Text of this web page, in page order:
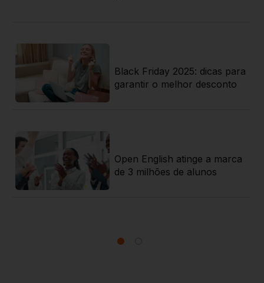
Black Friday 2025: dicas para
garantir o melhor desconto
Open English atinge a marca
de 3 milhões de alunos